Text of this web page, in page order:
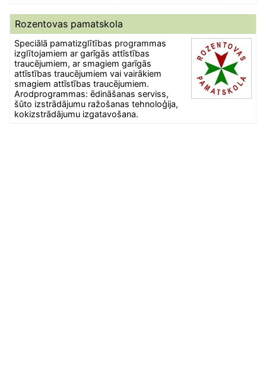
Rozentovas pamatskola
Speciālā pamatizglītības programmas
izglītojamiem ar garīgās attīstības
traucējumiem, ar smagiem garīgās
attīstības traucējumiem vai vairākiem
smagiem attīstības traucējumiem.
Arodprogrammas: ēdināšanas serviss,
šūto izstrādājumu ražošanas tehnoloģija,
kokizstrādājumu izgatavošana.